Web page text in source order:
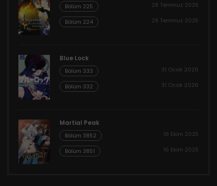
Bölüm 225 28 Temmuz 2025
Bölüm 224 28 Temmuz 2025
Blue Lock
Bölüm 333 31 Ocak 2026
Bölüm 332 31 Ocak 2026
Martial Peak
Bölüm 3852 16 Ekim 2025
Bölüm 3851 16 Ekim 2025